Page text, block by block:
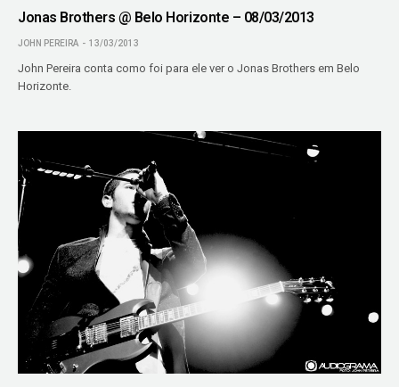
Jonas Brothers @ Belo Horizonte – 08/03/2013
JOHN PEREIRA 13/03/2013
John Pereira conta como foi para ele ver o Jonas Brothers em Belo
Horizonte.